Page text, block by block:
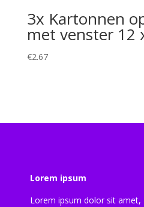
3x Kartonnen
met venster 12
€2.67
Lorem ipsum
Lorem ipsum dolor sit amet,